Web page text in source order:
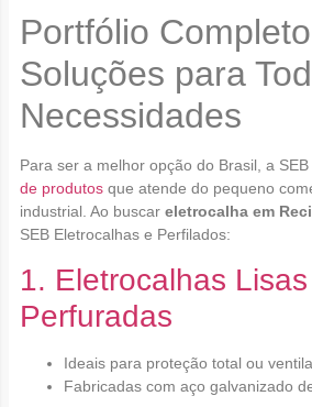
Portfólio
Soluções para
Necessidades
Para ser a melhor opção do Brasil, a
de produtos que atende do pequeno
industrial. Ao buscar eletrocalha em
SEB Eletrocalhas e Perfilados:
1. Eletrocalhas
Perfuradas
Ideais para proteção total ou
Fabricadas com aço galvanizado